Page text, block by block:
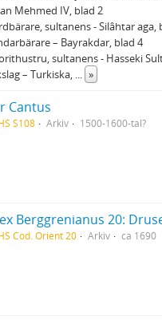
Mehmed IV, blad 2
sultanens - Silâhtar aga,
– Bayrakdar, blad 4
sultanens - Hasseki
– Turkiska,
»
Cantus
S108 Arkiv 1500-1600-tal?
Cod. Orient 20 Arkiv ca 1690